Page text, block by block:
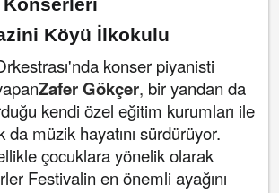
Köyü İlkokulu
konser piyanisti
Zafer Gökçer, bir yandan da
kendi özel eğitim kurumları ile
müzik hayatını sürdürüyor.
çocuklara yönelik olarak
Festivalin en önemli ayağını